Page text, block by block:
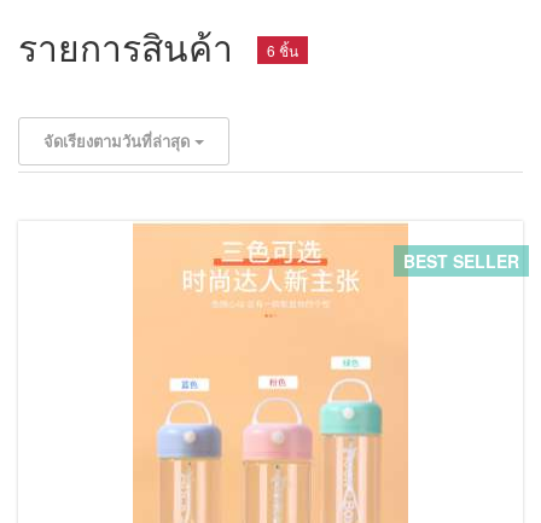
รายการสินค้า 6 ชิ้น
จัดเรียงตามวันที่ล่าสุด
BEST SELLER